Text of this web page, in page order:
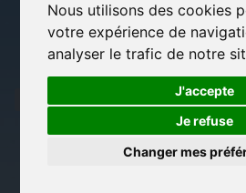
Nous utilisons des cookies
votre expérience de
analyser le trafic de notre
J'accepte
Je refuse
Changer mes
(vide)
Librairie des
Carterie
originale